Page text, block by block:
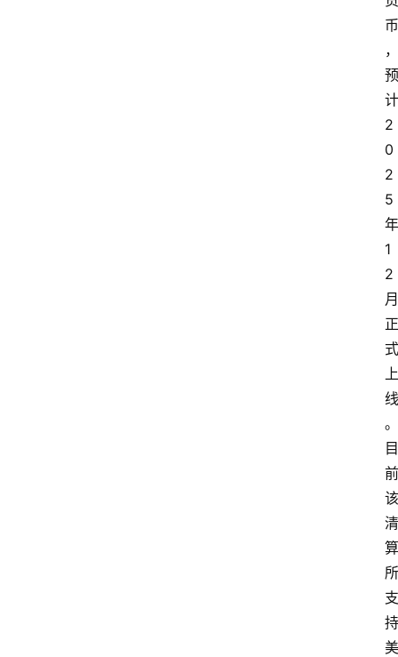
币
，
预
计
2
0
2
5
年
1
2
月
正
式
上
线
。
目
前
该
清
算
所
支
持
美